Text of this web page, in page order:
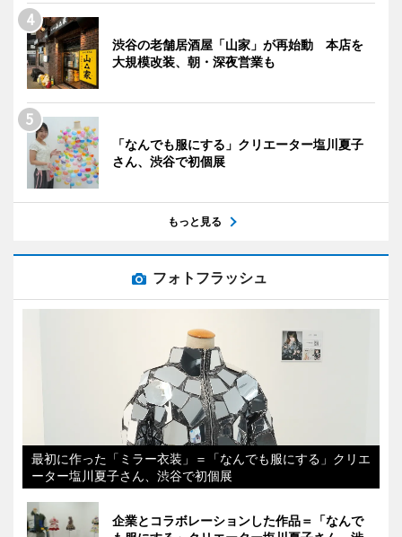
渋谷の老舗居酒屋「山家」が再始動 本店を
大規模改装、朝・深夜営業も
「なんでも服にする」クリエーター塩川夏子
さん、渋谷で初個展
もっと見る
フォトフラッシュ
最初に作った「ミラー衣装」＝「なんでも服にする」クリエ
ーター塩川夏子さん、渋谷で初個展
企業とコラボレーションした作品＝「なんで